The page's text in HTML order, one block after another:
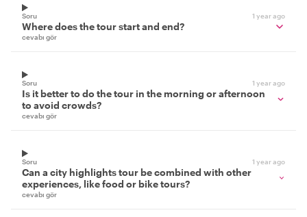
Soru 1 year ago
Where does the tour start and end?
cevabı gör
Soru 1 year ago
Is it better to do the tour in the morning or afternoon
to avoid crowds?
cevabı gör
Soru 1 year ago
Can a city highlights tour be combined with other
experiences, like food or bike tours?
cevabı gör